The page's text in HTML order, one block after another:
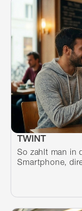
TWINT
So zahlt man in
Smartphone,